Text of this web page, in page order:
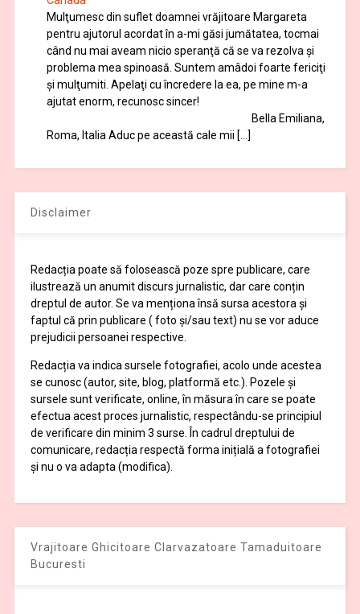
Mulţumesc din suflet doamnei vrăjitoare Margareta
pentru ajutorul acordat în a-mi găsi jumătatea, tocmai
când nu mai aveam nicio speranţă că se va rezolva şi
problema mea spinoasă. Suntem amâdoi foarte fericiţi
şi mulţumiti. Apelaţi cu încredere la ea, pe mine m-a
ajutat enorm, recunosc sincer!
Bella Emiliana,
Roma, Italia Aduc pe această cale mii […]
Disclaimer
Redacția poate să folosească poze spre publicare, care
ilustrează un anumit discurs jurnalistic, dar care conțin
dreptul de autor. Se va menționa însă sursa acestora și
faptul că prin publicare ( foto și/sau text) nu se vor aduce
prejudicii persoanei respective.
Redacția va indica sursele fotografiei, acolo unde acestea
se cunosc (autor, site, blog, platformă etc.). Pozele și
sursele sunt verificate, online, în măsura în care se poate
efectua acest proces jurnalistic, respectându-se principiul
de verificare din minim 3 surse. În cadrul dreptului de
comunicare, redacția respectă forma inițială a fotografiei
și nu o va adapta (modifica).
Vrajitoare Ghicitoare Clarvazatoare Tamaduitoare
Bucuresti